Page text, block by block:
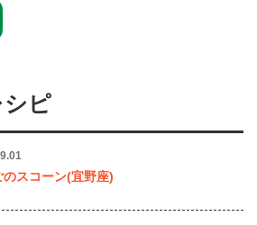
シピ
のスコーン(宜野座)